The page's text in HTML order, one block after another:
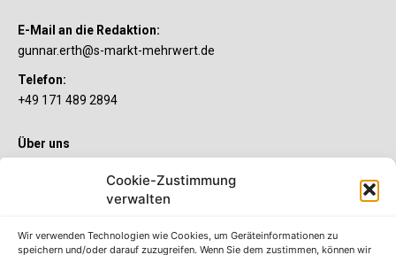
Cookie-Zustimmung
verwalten
Wir verwenden Technologien wie Cookies, um Geräteinformationen zu
speichern und/oder darauf zuzugreifen. Wenn Sie dem zustimmen, können wir
E-Mail an die Redaktion:
gunnar.erth@s-markt-mehrwert.de
Telefon:
+49 171 489 2894
Über uns
Sie wollen mehr als ein gewöhnliches Girokonto? Dann ist unser
S-Quin Konto genau das Richtige für Sie. Die beiden
etliche Inklusivleistungen. Im S-Quin Magazin erfahren Sie
immer, was es Neues gibt.